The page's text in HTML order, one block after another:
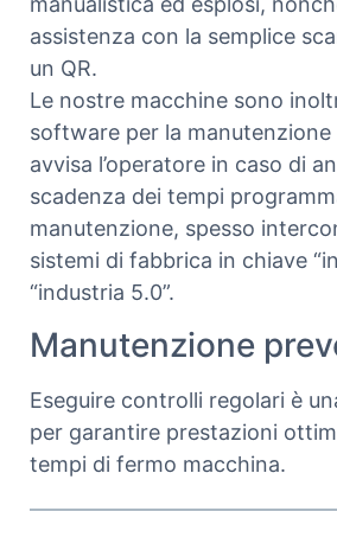
assistenza con la semplice
un QR.
Le nostre macchine sono
software per la
avvisa l’operatore in caso di
scadenza dei tempi
manutenzione, spesso
sistemi di fabbrica in chiave
“industria 5.0”.
Manutenzione
Eseguire controlli regolari è
per garantire prestazioni
tempi di fermo macchina.